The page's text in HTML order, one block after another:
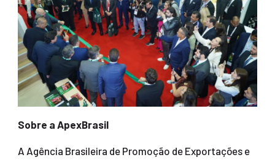
Sobre a ApexBrasil
A Agência Brasileira de Promoção de Exportações e